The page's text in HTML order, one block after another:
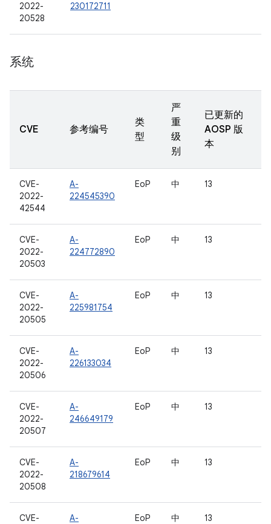
2022-
20528
230172711
系统
CVE 参考编号
类
型
严
重
级
别
已更新的
AOSP 版
本
CVE-
2022-
42544
A-
224545390
EoP 中 13
CVE-
2022-
20503
A-
224772890
EoP 中 13
CVE-
2022-
20505
A-
225981754
EoP 中 13
CVE-
2022-
20506
A-
226133034
EoP 中 13
CVE-
2022-
20507
A-
246649179
EoP 中 13
CVE-
2022-
20508
A-
218679614
EoP 中 13
CVE-
A-
EoP 中 13